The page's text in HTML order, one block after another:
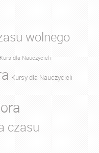
wolnego
Kurs dla Nauczycieli
Kursy dla Nauczycieli
czasu